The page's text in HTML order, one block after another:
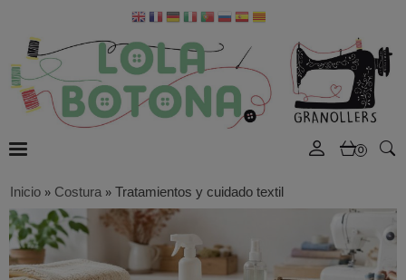
0
Inicio»Costura»Tratamientos y cuidado textil